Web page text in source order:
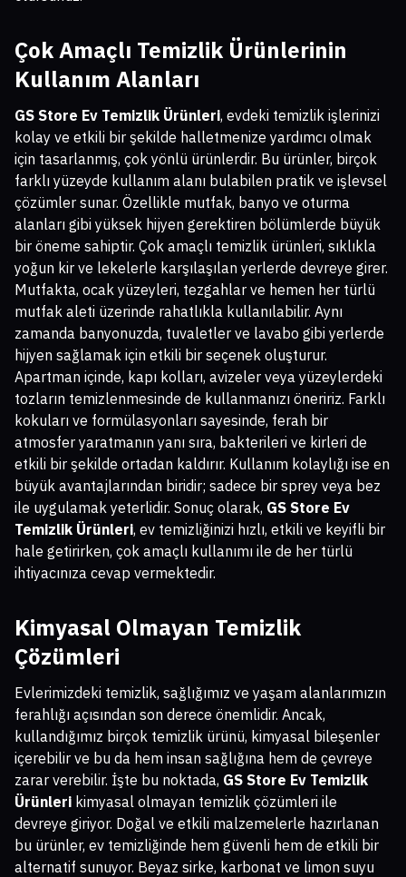
Çok Amaçlı Temizlik Ürünlerinin
Kullanım Alanları
GS Store Ev Temizlik Ürünleri, evdeki temizlik işlerinizi
kolay ve etkili bir şekilde halletmenize yardımcı olmak
için tasarlanmış, çok yönlü ürünlerdir. Bu ürünler, birçok
farklı yüzeyde kullanım alanı bulabilen pratik ve işlevsel
çözümler sunar. Özellikle mutfak, banyo ve oturma
alanları gibi yüksek hijyen gerektiren bölümlerde büyük
bir öneme sahiptir. Çok amaçlı temizlik ürünleri, sıklıkla
yoğun kir ve lekelerle karşılaşılan yerlerde devreye girer.
Mutfakta, ocak yüzeyleri, tezgahlar ve hemen her türlü
mutfak aleti üzerinde rahatlıkla kullanılabilir. Aynı
zamanda banyonuzda, tuvaletler ve lavabo gibi yerlerde
hijyen sağlamak için etkili bir seçenek oluşturur.
Apartman içinde, kapı kolları, avizeler veya yüzeylerdeki
tozların temizlenmesinde de kullanmanızı öneririz. Farklı
kokuları ve formülasyonları sayesinde, ferah bir
atmosfer yaratmanın yanı sıra, bakterileri ve kirleri de
etkili bir şekilde ortadan kaldırır. Kullanım kolaylığı ise en
büyük avantajlarından biridir; sadece bir sprey veya bez
ile uygulamak yeterlidir. Sonuç olarak, GS Store Ev
Temizlik Ürünleri, ev temizliğinizi hızlı, etkili ve keyifli bir
hale getirirken, çok amaçlı kullanımı ile de her türlü
ihtiyacınıza cevap vermektedir.
Kimyasal Olmayan Temizlik
Çözümleri
Evlerimizdeki temizlik, sağlığımız ve yaşam alanlarımızın
ferahlığı açısından son derece önemlidir. Ancak,
kullandığımız birçok temizlik ürünü, kimyasal bileşenler
içerebilir ve bu da hem insan sağlığına hem de çevreye
zarar verebilir. İşte bu noktada, GS Store Ev Temizlik
Ürünleri kimyasal olmayan temizlik çözümleri ile
devreye giriyor. Doğal ve etkili malzemelerle hazırlanan
bu ürünler, ev temizliğinde hem güvenli hem de etkili bir
alternatif sunuyor. Beyaz sirke, karbonat ve limon suyu